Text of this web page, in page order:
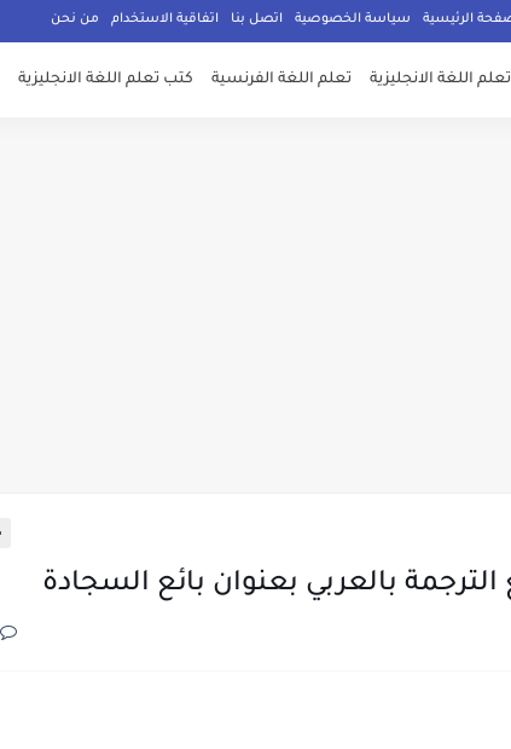
الرئيسية سياسة الخصوصية اتصل بنا اتفاقية الاستخدام من نحن
تعلم اللغة الانجليزية تعلم اللغة الفرنسية كتب تعلم اللغة الانجليزية
بالعربي بعنوان بائع السجادة